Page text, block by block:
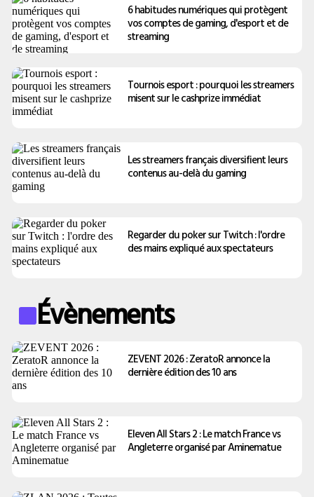
6 habitudes numériques qui protègent
vos comptes de gaming, d'esport et de
streaming
Tournois esport : pourquoi les streamers
misent sur le cashprize immédiat
Les streamers français diversifient leurs
contenus au-delà du gaming
Regarder du poker sur Twitch : l'ordre
des mains expliqué aux spectateurs
Évènements
ZEVENT 2026 : ZeratoR annonce la
dernière édition des 10 ans
Eleven All Stars 2 : Le match France vs
Angleterre organisé par Aminematue